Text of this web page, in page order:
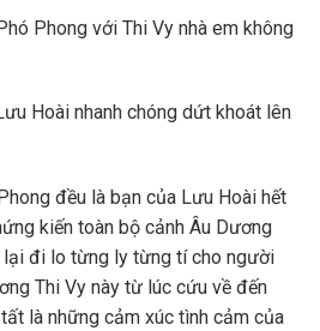
Phong với Thi Vy nhà em không
Hoài nhanh chóng dứt khoát lên
đều là bạn của Lưu Hoài hết
kiến toàn bộ cảnh Âu Dương
đi lo từng ly từng tí cho người
Thi Vy này từ lúc cứu về đến
là những cảm xúc tình cảm của